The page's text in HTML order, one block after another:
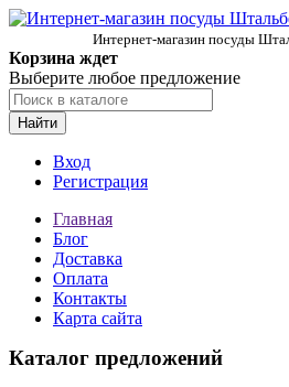
Интернет-магазин посуды
Корзина ждет
Выберите любое предложение
Найти
Вход
Регистрация
Главная
Блог
Доставка
Оплата
Контакты
Карта сайта
Каталог предложений